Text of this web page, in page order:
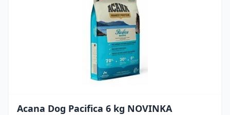
Acana Dog Pacifica 6 kg NOVINKA